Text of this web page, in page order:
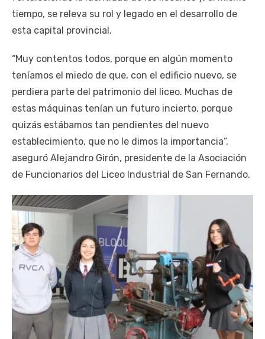
tiempo, se releva su rol y legado en el desarrollo de
esta capital provincial.
“Muy contentos todos, porque en algún momento
teníamos el miedo de que, con el edificio nuevo, se
perdiera parte del patrimonio del liceo. Muchas de
estas máquinas tenían un futuro incierto, porque
quizás estábamos tan pendientes del nuevo
establecimiento, que no le dimos la importancia”,
aseguró Alejandro Girón, presidente de la Asociación
de Funcionarios del Liceo Industrial de San Fernando.